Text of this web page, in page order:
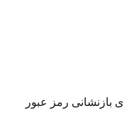
بازنشانی رمز عبور